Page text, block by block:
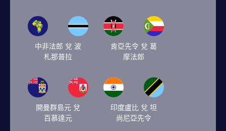
中非法郎 兌 波
札那普拉
肯亞先令 兌 葛
摩法郎
開曼群島元 兌
百慕達元
印度盧比 兌 坦
尚尼亞先令